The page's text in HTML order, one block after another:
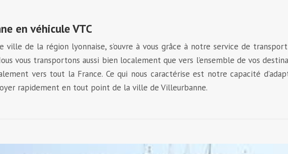
en véhicule VTC
ville de la région lyonnaise, s’ouvre à vous grâce à notre service de transport
vous transportons aussi bien localement que vers l’ensemble de vos
vers tout la France. Ce qui nous caractérise est notre capacité
rapidement en tout point de la ville de Villeurbanne.